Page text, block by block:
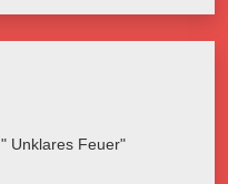
Unklares Feuer"